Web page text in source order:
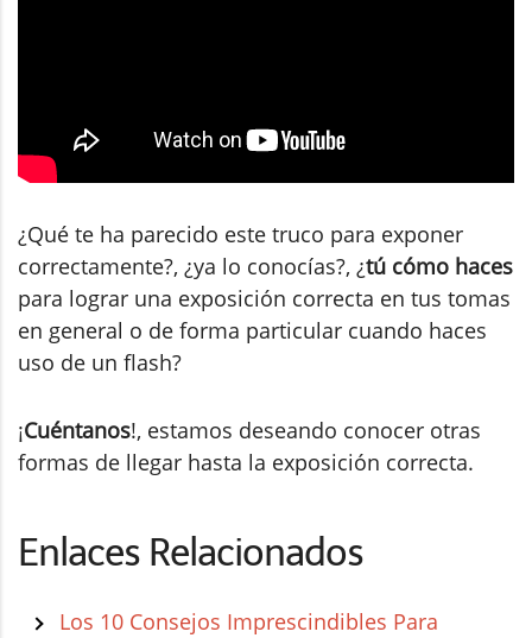
¿Qué te ha parecido este truco para exponer
correctamente?, ¿ya lo conocías?, ¿tú cómo haces
para lograr una exposición correcta en tus tomas
en general o de forma particular cuando haces
uso de un flash?
¡Cuéntanos!, estamos deseando conocer otras
formas de llegar hasta la exposición correcta.
Enlaces Relacionados
Los 10 Consejos Imprescindibles Para